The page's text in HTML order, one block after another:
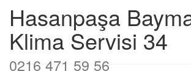
Hasanpaşa
Klima Servisi 34
0216 471 59 56